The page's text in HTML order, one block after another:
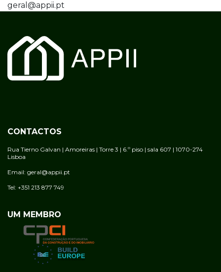
geral@appii.pt
CONTACTOS
Rua Tierno Galvan | Amoreiras | Torre 3 | 6.º piso | sala 607 | 1070-274
Lisboa
Email: geral@appii.pt
Tel: +351 213 877 749
UM MEMBRO